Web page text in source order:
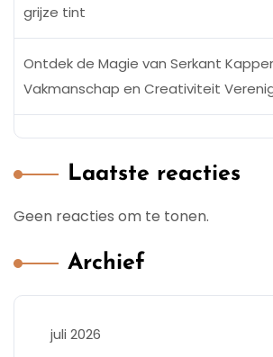
grijze tint
Ontdek de Magie van Serkant
Vakmanschap en Creativiteit
Laatste reacties
Geen reacties om te tonen.
Archief
juli 2026